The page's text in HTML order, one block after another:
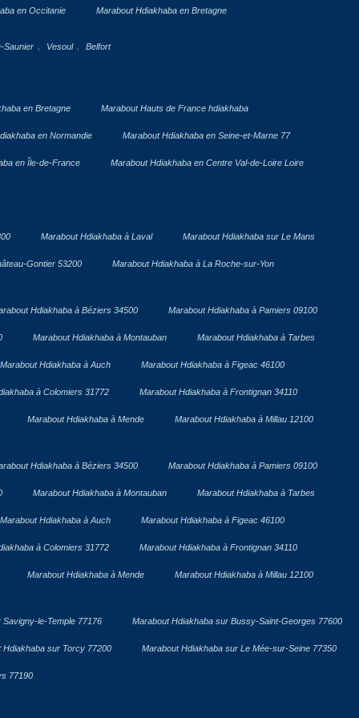
en Occitanie Marabout Hdiakhaba en Bretagne
Saunier , Vesoul , Belfort
en Bretagne Marabout Hauts de France hdiakhaba
en Normandie Marabout Hdiakhaba en Seine-et-Marne 77
en Île-de-France Marabout Hdiakhaba en Centre Val-de-Loire Loire
Marabout Hdiakhaba à Laval Marabout Hdiakhaba sur Le Mans
Gontier 53200 Marabout Hdiakhaba à La Roche-sur-Yon
Hdiakhaba à Béziers 34500 Marabout Hdiakhaba à Pamiers 09100
Marabout Hdiakhaba à Montauban Marabout Hdiakhaba à Tarbes
Marabout Hdiakhaba à Auch Marabout Hdiakhaba à Figeac 46100
à Colomiers 31772 Marabout Hdiakhaba à Frontignan 34110
Marabout Hdiakhaba à Mende Marabout Hdiakhaba à Millau 12100
Hdiakhaba à Béziers 34500 Marabout Hdiakhaba à Pamiers 09100
Marabout Hdiakhaba à Montauban Marabout Hdiakhaba à Tarbes
Marabout Hdiakhaba à Auch Marabout Hdiakhaba à Figeac 46100
à Colomiers 31772 Marabout Hdiakhaba à Frontignan 34110
Marabout Hdiakhaba à Mende Marabout Hdiakhaba à Millau 12100
le-Temple 77176 Marabout Hdiakhaba sur Bussy-Saint-Georges 77600
Hdiakhaba sur Torcy 77200 Marabout Hdiakhaba sur Le Mée-sur-Seine 77350
77190